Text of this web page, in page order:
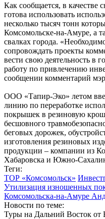
Как сообщается, в качестве
готова использовать
несколько тысяч тонн
Комсомольске-на-Амуре, а
свалках города.
сопровождать проекты
вести свою деятельность в
работу по привлечению
сообщении комментарий
ООО «Тапир-Эко» летом
линию по переработке
покрышек в резиновую
бесшовного
беговых дорожек,
изготовления резиновых
продукции – компании из
Хабаровска и Южно-
Теги:
ТОР «Комсомольск»
Утилизация изношенных
Комсомольска-на-Амуре
Новости по теме:
Туры на Дальний Восток от